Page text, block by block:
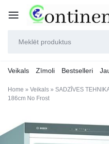
Veikals Zīmoli Bestselleri
Home » Veikals » SADZĪVES
186cm No Frost